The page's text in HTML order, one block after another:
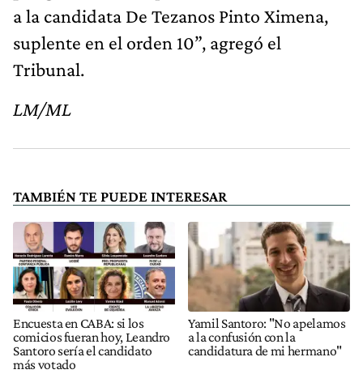
a la candidata De Tezanos Pinto Ximena,
suplente en el orden 10”, agregó el
Tribunal.
LM/ML
TAMBIÉN TE PUEDE INTERESAR
Encuesta en CABA: si los
comicios fueran hoy, Leandro
Santoro sería el candidato
más votado
Yamil Santoro: "No apelamos
a la confusión con la
candidatura de mi hermano"